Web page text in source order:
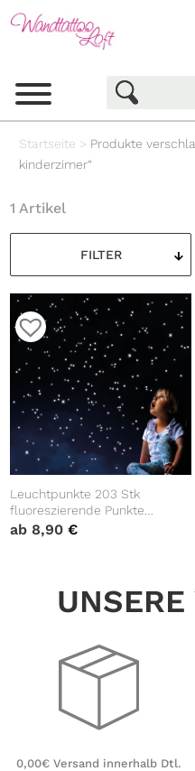
Startseite > Produkte
kinderzimer“
FILTER
1 Artikel
Leuchtpunkte 203 Stk
fluoreszierende Punkte
leuchten im Dunklen,
ab 8,90€
0,00€ Versand innerhalb Dtl.